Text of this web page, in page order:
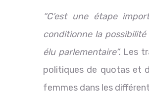
“C’est une étape
conditionne la
élu parlementaire”.Les
politiques de quotas et
femmes dans les